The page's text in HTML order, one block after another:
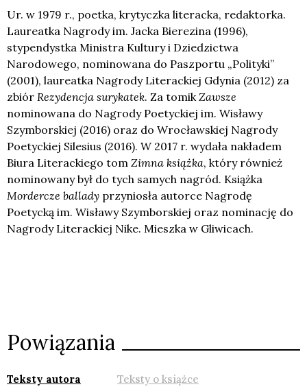
Ur. w 1979 r., poetka, krytyczka literacka, redaktorka.
Laureatka Nagrody im. Jacka Bierezina (1996),
stypendystka Ministra Kultury i Dziedzictwa
Narodowego, nominowana do Paszportu „Polityki”
(2001), laureatka Nagrody Literackiej Gdynia (2012) za
zbiór Rezydencja surykatek. Za tomik Zawsze
nominowana do Nagrody Poetyckiej im. Wisławy
Szymborskiej (2016) oraz do Wrocławskiej Nagrody
Poetyckiej Silesius (2016). W 2017 r. wydała nakładem
Biura Literackiego tom Zimna książka, który również
nominowany był do tych samych nagród. Książka
Mordercze ballady przyniosła autorce Nagrodę
Poetycką im. Wisławy Szymborskiej oraz nominację do
Nagrody Literackiej Nike. Mieszka w Gliwicach.
Powiązania
Teksty autora
Teksty o książce